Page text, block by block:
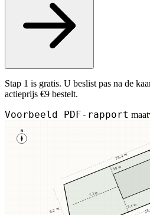
Stap 1 is gratis. U beslist pas na de
actieprijs €9 bestelt.
Voorbeeld PDF-rapport
N
3,8 m
5,1 m
7,2 m
25,4 m
8,2 m